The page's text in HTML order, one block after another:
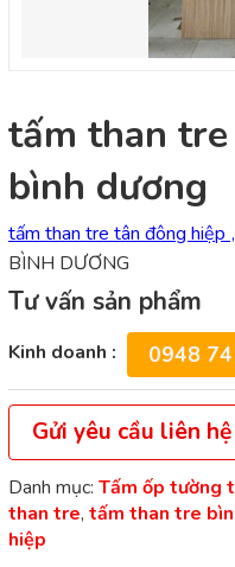
tấm than
bình dương
tấm than tre tân đông hiệp
BÌNH DƯƠNG
Tư vấn sản phẩm
Kinh doanh : 0948
Gửi yêu cầu liên hệ
Danh mục: Tấm ốp tường
than tre, tấm than tre
hiệp